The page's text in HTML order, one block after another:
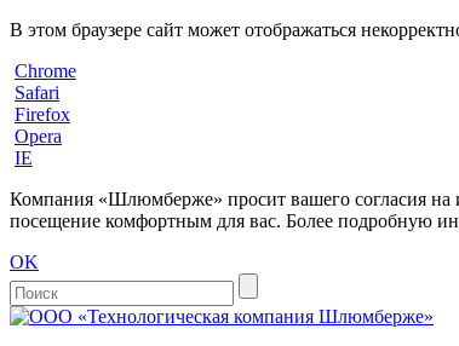
В этом браузере сайт может отображаться
Chrome
Safari
Firefox
Opera
IE
Компания «Шлюмберже» просит вашего согласия на
посещение комфортным для вас. Более подробную
OK